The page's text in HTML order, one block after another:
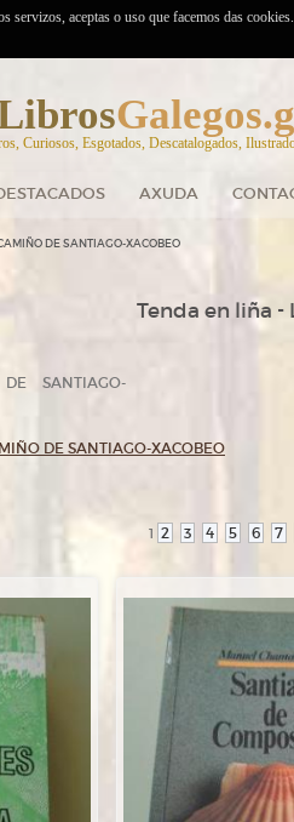
Curiosos, Esgotados, Descatalogados,
AXUDA
DE SANTIAGO-XACOBEO
Tenda en liña -
SANTIAGO-
DE SANTIAGO-XACOBEO
1 2 3 4 5 6 7
servizos, aceptas o uso que facemos das cookies.